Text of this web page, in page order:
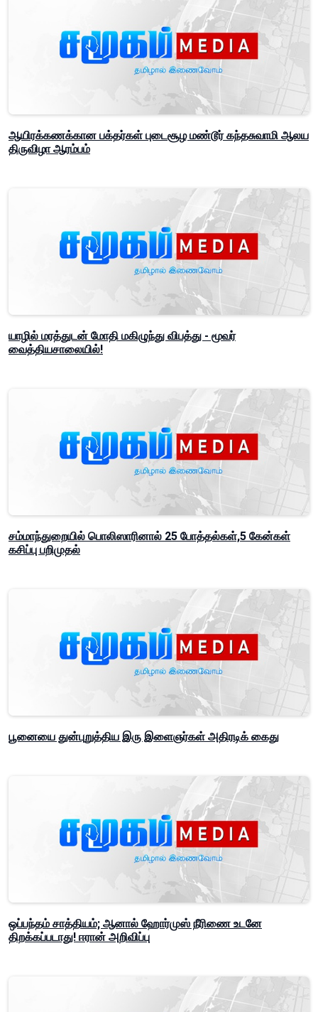
ஆயிரக்கணக்கான பக்தர்கள் புடைசூழ மண்டூர் கந்தசுவாமி ஆலய
திருவிழா ஆரம்பம்
யாழில் மரத்துடன் மோதி மகிழுந்து விபத்து - மூவர்
வைத்தியசாலையில்!
சம்மாந்துறையில் பொலிஸாரினால் 25 போத்தல்கள்,5 கேன்கள்
கசிப்பு பறிமுதல்
பூனையை துன்புறுத்திய இரு இளைஞர்கள் அதிரடிக் கைது
ஒப்பந்தம் சாத்தியம்; ஆனால் ஹோர்முஸ் நீரிணை உடனே
திறக்கப்படாது! ஈரான் அறிவிப்பு